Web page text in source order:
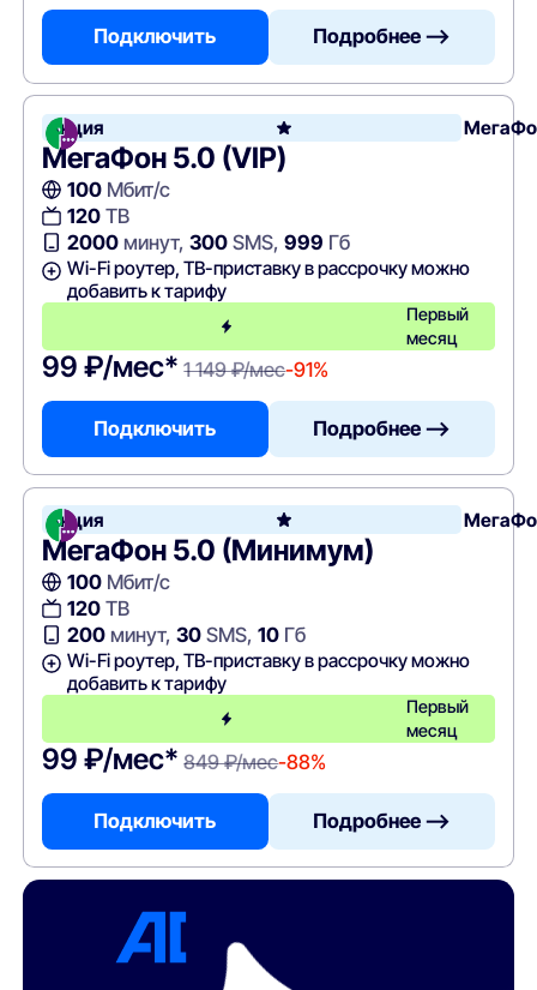
Подключить Подробнее —>
Акция
МегаФон 5.0 (VIP)
100Мбит/с
120ТВ
2000минут, 300SMS, 999 Гб
Wi-Fi роутер, ТВ-приставку в рассрочку можно
добавить к тарифу
Первый
месяц
99 ₽/мес* 1 149 ₽/мес-91%
Подключить Подробнее —>
Акция
МегаФон 5.0 (Минимум)
100Мбит/с
120ТВ
200минут, 30SMS, 10Гб
Wi-Fi роутер, ТВ-приставку в рассрочку можно
добавить к тарифу
Первый
месяц
99 ₽/мес* 849 ₽/мес-88%
Подключить Подробнее —>